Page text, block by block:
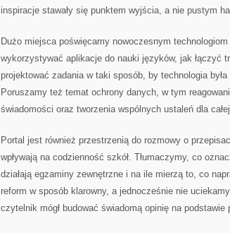
inspiracje stawały się punktem wyjścia, a nie pustym
Dużo miejsca poświęcamy nowoczesnym
wykorzystywać aplikacje do nauki języków, jak łączyć
projektować zadania w taki sposób, by technologia
Poruszamy też temat ochrony danych, w tym
świadomości oraz tworzenia wspólnych ustaleń dla
Portal jest również przestrzenią do rozmowy o
wpływają na codzienność szkół. Tłumaczymy, co
działają egzaminy zewnętrzne i na ile mierzą to, co
reform w sposób klarowny, a jednocześnie nie
czytelnik mógł budować świadomą opinię na podstawie